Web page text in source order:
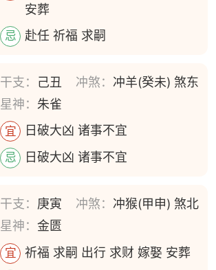
安葬
忌 赴任 祈福 求嗣
干支： 己丑 冲煞： 冲羊(癸未) 煞东
星神： 朱雀
宜 日破大凶 诸事不宜
忌 日破大凶 诸事不宜
干支： 庚寅 冲煞： 冲猴(甲申) 煞北
星神：金匮
宜 祈福 求嗣 出行 求财 嫁娶 安葬